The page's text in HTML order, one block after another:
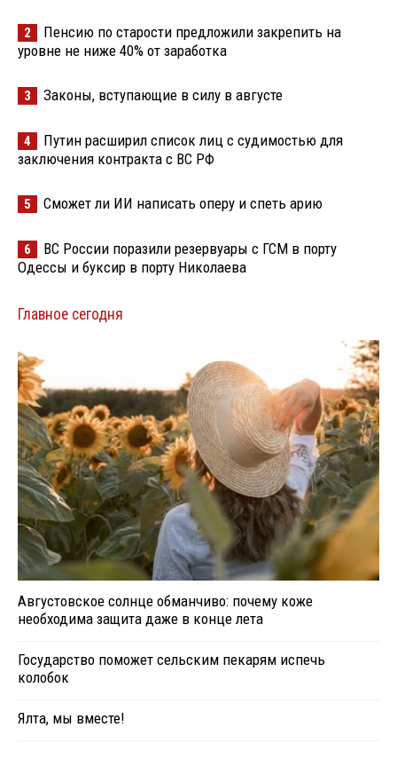
2
Пенсию по старости предложили закрепить на
уровне не ниже 40% от заработка
3 Законы, вступающие в силу в августе
4
Путин расширил список лиц с судимостью для
заключения контракта с ВС РФ
5 Сможет ли ИИ написать оперу и спеть арию
6
ВС России поразили резервуары с ГСМ в порту
Одессы и буксир в порту Николаева
Главное сегодня
Августовское солнце обманчиво: почему коже
необходима защита даже в конце лета
Государство поможет сельским пекарям испечь
колобок
Ялта, мы вместе!